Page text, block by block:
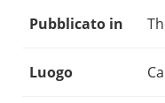
Pubblicato in
Luogo